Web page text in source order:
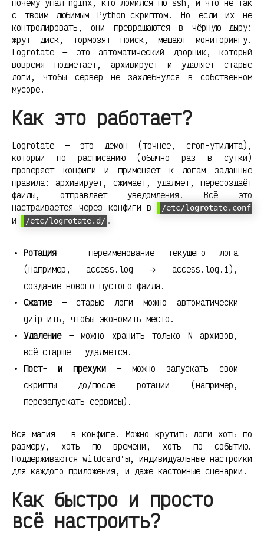
почему упал nginx, кто ломился по ssh, и что не так
с твоим любимым Python-скриптом. Но если их не
контролировать, они превращаются в чёрную дыру:
жрут диск, тормозят поиск, мешают мониторингу.
Logrotate — это автоматический дворник, который
вовремя подметает, архивирует и удаляет старые
логи, чтобы сервер не захлебнулся в собственном
мусоре.
Как это работает?
Logrotate — это демон (точнее, cron-утилита),
который по расписанию (обычно раз в сутки)
проверяет конфиги и применяет к логам заданные
правила: архивирует, сжимает, удаляет, пересоздаёт
файлы, отправляет уведомления. Всё это
настраивается через конфиги в
/etc/logrotate.conf
и /etc/logrotate.d/ .
Ротация — переименование текущего лога
(например, access.log → access.log.1),
создание нового пустого файла.
Сжатие— старые логи можно автоматически
gzip-ить, чтобы экономить место.
Удаление— можно хранить только N архивов,
всё старше — удаляется.
Пост- и прехуки— можно запускать свои
скрипты до/после ротации (например,
перезапускать сервисы).
Вся магия — в конфиге. Можно крутить логи хоть по
размеру, хоть по времени, хоть по событию.
Поддерживаются wildcard’ы, индивидуальные настройки
для каждого приложения, и даже кастомные сценарии.
Как быстро и просто
всё настроить?